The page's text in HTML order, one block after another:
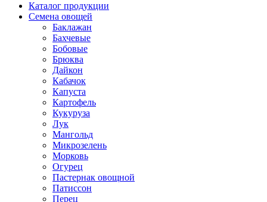
Каталог продукции
Семена овощей
Баклажан
Бахчевые
Бобовые
Брюква
Дайкон
Кабачок
Капуста
Картофель
Кукуруза
Лук
Мангольд
Микрозелень
Морковь
Огурец
Пастернак овощной
Патиссон
Перец